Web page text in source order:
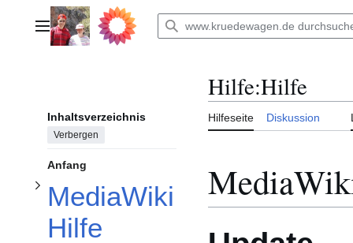
springenHauptmenü
Inhaltsverzeichnis
Verbergen
Anfang
MediaWiki
Hilfe
Unterabschnitt MediaWiki Hilfe umschalten Hilfe:Hilfe
Hilfeseite Diskussion